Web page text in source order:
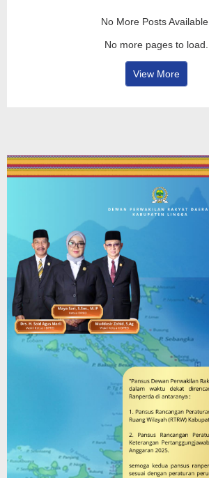
No More Posts Available.
No more pages to load.
View More